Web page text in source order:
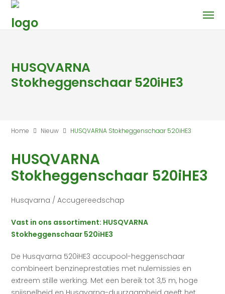
HUSQVARNA
Stokheggenschaar 520iHE3
Home Nieuw HUSQVARNA Stokheggenschaar 520iHE3
HUSQVARNA
Stokheggenschaar 520iHE3
Husqvarna / Accugereedschap
Vast in ons assortiment: HUSQVARNA
Stokheggenschaar 520iHE3
De Husqvarna 520iHE3 accupool-heggenschaar
combineert benzineprestaties met nulemissies en
extreem stille werking. Met een bereik tot 3,5 m, hoge